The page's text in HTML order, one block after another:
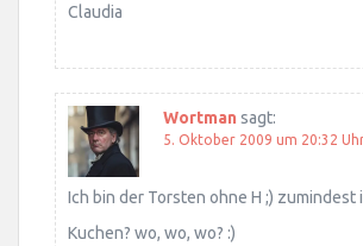
Claudia
Wortman sagt:
5. Oktober 2009 um 20:32
Ich bin der Torsten ohne H ;) zumindest
Kuchen? wo, wo, wo? :)